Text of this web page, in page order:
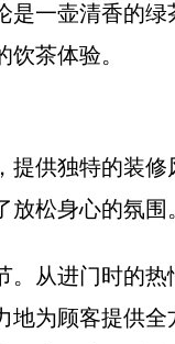
一壶清香的
茶体验。
供独特的装
松身心的氛围
从进门时的
为顾客提供